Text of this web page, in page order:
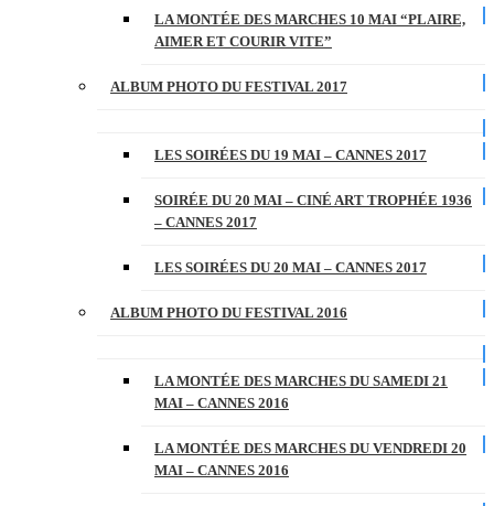
LA MONTÉE DES MARCHES 10 MAI “PLAIRE,
AIMER ET COURIR VITE”
ALBUM PHOTO DU FESTIVAL 2017
LES SOIRÉES DU 19 MAI – CANNES 2017
SOIRÉE DU 20 MAI – CINÉ ART TROPHÉE 1936
– CANNES 2017
LES SOIRÉES DU 20 MAI – CANNES 2017
ALBUM PHOTO DU FESTIVAL 2016
LA MONTÉE DES MARCHES DU SAMEDI 21
MAI – CANNES 2016
LA MONTÉE DES MARCHES DU VENDREDI 20
MAI – CANNES 2016